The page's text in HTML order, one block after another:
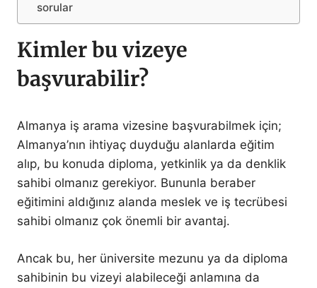
sorular
Kimler bu vizeye
başvurabilir?
Almanya iş arama vizesine başvurabilmek için;
Almanya’nın ihtiyaç duyduğu alanlarda eğitim
alıp, bu konuda diploma, yetkinlik ya da denklik
sahibi olmanız gerekiyor. Bununla beraber
eğitimini aldığınız alanda meslek ve iş tecrübesi
sahibi olmanız çok önemli bir avantaj.
Ancak bu, her üniversite mezunu ya da diploma
sahibinin bu vizeyi alabileceği anlamına da